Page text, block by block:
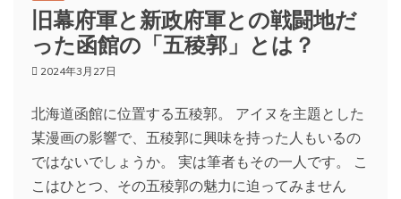
旧幕府軍と新政府軍との戦闘地だ
った函館の「五稜郭」とは？
2024年3月27日
北海道函館に位置する五稜郭。 アイヌを主題とした
某漫画の影響で、五稜郭に興味を持った人もいるの
ではないでしょうか。 実は筆者もその一人です。 こ
こはひとつ、その五稜郭の魅力に迫ってみません